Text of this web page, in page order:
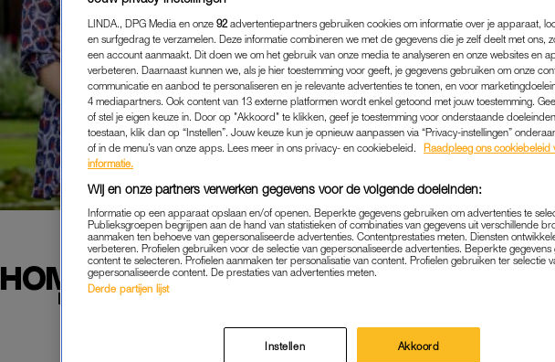
HOME SWEET HOME: PRINSES
'EVEN' LANGS VOOR DE
BINNENLAND| KONINKLIJK
11-12-2021 | BELINDA JANSSEN
LINDA., DPG Media en onze 92 advertentiepartners gebruiken cookies om informatie over je apparaat,
en surfgedrag te verzamelen. Deze informatie combineren we met de gegevens die je zelf deelt met ons,
een account aanmaakt. Dit doen we om het gebruik van onze media te analyseren en onze websites en
verbeteren. Daarnaast kunnen we, als je hier toestemming voor geeft, je gegevens gebruiken om onze
communicatie en aanbod te personaliseren en je relevante advertenties te tonen, en voor
4 mediapartners. Ook content van 13 externe platformen wordt enkel getoond met jouw toestemming.
of stel je eigen keuze in. Door op "Akkoord" te klikken, geef je toestemming voor onderstaande
toestaan, klik dan op “Instellen”. Jouw keuze kun je opnieuw aanpassen via “Privacy-instellingen”
of in de menu’s van onze apps. Lees meer in ons privacy- en cookiebeleid.
Raadpleeg ons cookiebeleid
informatie.
Wij en onze partners verwerken gegevens voor de volgende doeleinden:
Informatie op een apparaat opslaan en/of openen. Beperkte gegevens gebruiken om advertenties te
Publieksgroepen begrijpen aan de hand van statistieken of combinaties van gegevens uit verschillende
aanmaken ten behoeve van gepersonaliseerde advertenties. Contentprestaties meten. Diensten
verbeteren. Profielen gebruiken voor de selectie van gepersonaliseerde advertenties. Beperkte
content te selecteren. Profielen aanmaken ter personalisatie van content. Profielen gebruiken ter selectie
gepersonaliseerde content. De prestaties van advertenties meten.
Derde partijen lijst
Instellen Akkoord